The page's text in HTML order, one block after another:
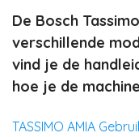
De Bosch
verschillende
vind je de
hoe je de
TASSIMO AMIA